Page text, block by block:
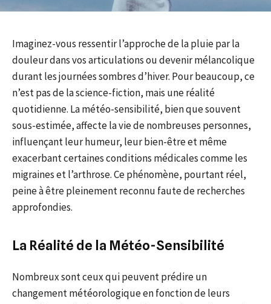
Imaginez-vous ressentir l’approche de la pluie par la
douleur dans vos articulations ou devenir mélancolique
durant les journées sombres d’hiver. Pour beaucoup, ce
n’est pas de la science-fiction, mais une réalité
quotidienne. La météo-sensibilité, bien que souvent
sous-estimée, affecte la vie de nombreuses personnes,
influençant leur humeur, leur bien-être et même
exacerbant certaines conditions médicales comme les
migraines et l’arthrose. Ce phénomène, pourtant réel,
peine à être pleinement reconnu faute de recherches
approfondies.
La Réalité de la Météo-Sensibilité
Nombreux sont ceux qui peuvent prédire un
changement météorologique en fonction de leurs